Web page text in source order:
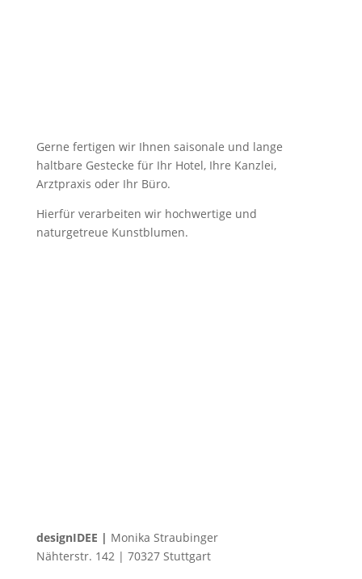
Gerne fertigen wir Ihnen saisonale und lange
haltbare Gestecke für Ihr Hotel, Ihre Kanzlei,
Arztpraxis oder Ihr Büro.
Hierfür verarbeiten wir hochwertige und
naturgetreue Kunstblumen.
designIDEE | Monika Straubinger
Nähterstr. 142 | 70327 Stuttgart